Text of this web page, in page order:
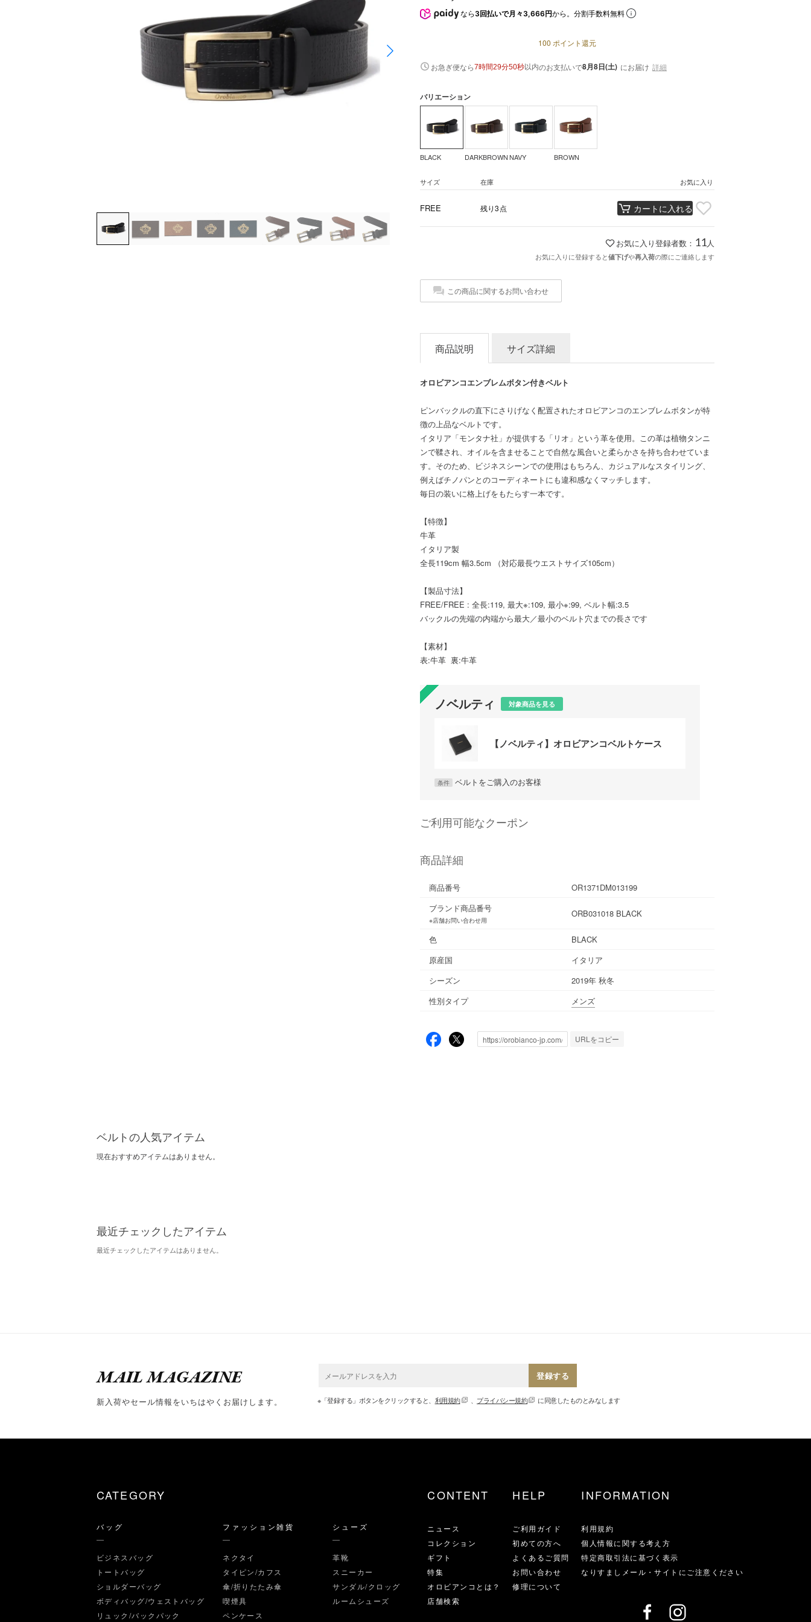
なら 3回払いで月々3,666円から。分割手数料無料
100 ポイント還元
お急ぎ便なら7時間29分49秒以内のお支払いで8月8日(土) にお届け 詳細
バリエーション
BLACK DARKBROWNNAVY BROWN
サイズ 在庫 お気に入り
FREE 残り3点 カートに入れる
お気に入り登録者数： 11 人
お気に入りに登録すると値下げや再入荷の際にご連絡します
この商品に関するお問い合わせ
商品説明 サイズ詳細
オロビアンコエンブレムボタン付きベルト
ピンバックルの直下にさりげなく配置されたオロビアンコのエンブレムボタンが特
徴の上品なベルトです。
イタリア「モンタナ社」が提供する「リオ」という革を使用。この革は植物タンニ
ンで鞣され、オイルを含ませることで自然な風合いと柔らかさを持ち合わせていま
す。そのため、ビジネスシーンでの使用はもちろん、カジュアルなスタイリング、
例えばチノパンとのコーディネートにも違和感なくマッチします。
毎日の装いに格上げをもたらす一本です。
【特徴】
牛革
イタリア製
全長119cm 幅3.5cm （対応最長ウエストサイズ105cm）
【製品寸法】
FREE/FREE : 全長:119, 最大※:109, 最小※:99, ベルト幅:3.5
バックルの先端の内端から最大／最小のベルト穴までの長さです
【素材】
表:牛革 裏:牛革
ノベルティ 対象商品を見る
【ノベルティ】オロビアンコベルトケース
条件 ベルトをご購入のお客様
ご利用可能なクーポン
商品詳細
商品番号
OR1371DM013199
ブランド商品番号
※店舗お問い合わせ用
ORB031018 BLACK
色
BLACK
原産国
イタリア
シーズン
2019年 秋冬
性別タイプ
メンズ
URLをコピー
ベルトの人気アイテム
現在おすすめアイテムはありません。
最近チェックしたアイテム
最近チェックしたアイテムはありません。
MAIL MAGAZINE
新入荷やセール情報をいちはやくお届けします。
登録する
※「登録する」ボタンをクリックすると、 利用規約 、 プライバシー規約 に同意したものとみなします
CATEGORY
バッグ
ビジネスバッグ
トートバッグ
ショルダーバッグ
ボディバッグ/ウェストバッグ
リュック/バックパック
ファッション雑貨
ネクタイ
タイピン/カフス
傘/折りたたみ傘
喫煙具
ペンケース
シューズ
革靴
スニーカー
サンダル/クロッグ
ルームシューズ
CONTENT
ニュース
コレクション
ギフト
特集
オロビアンコとは？
店舗検索
HELP
ご利用ガイド
初めての方へ
よくあるご質問
お問い合わせ
修理について
INFORMATION
利用規約
個人情報に関する考え方
特定商取引法に基づく表示
なりすましメール・サイトにご注意ください